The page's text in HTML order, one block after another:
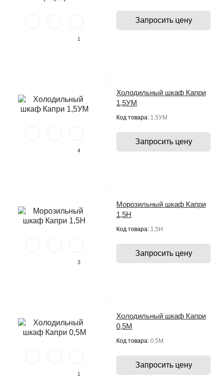
1
Запросить цену
4
Холодильный шкаф Капри
1,5УМ
Код товара: 1,5УМ
Запросить цену
3
Морозильный шкаф Капри
1,5Н
Код товара: 1,5Н
Запросить цену
1
Холодильный шкаф Капри
0,5М
Код товара: 0,5М
Запросить цену